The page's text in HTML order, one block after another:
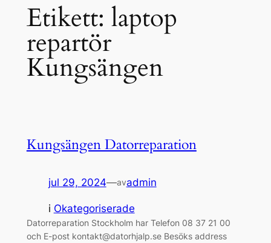
Etikett: laptop
repartör
Kungsängen
Kungsängen Datorreparation
jul 29, 2024—avadmin
i Okategoriserade
Datorreparation Stockholm har Telefon 08 37 21 00
och E-post kontakt@datorhjalp.se Besöks address